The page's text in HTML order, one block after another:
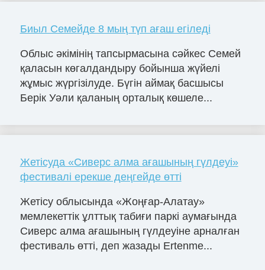
Биыл Семейде 8 мың түп ағаш егіледі
Облыс әкімінің тапсырмасына сәйкес Семей
қаласын көгалдандыру бойынша жүйелі
жұмыс жүргізілуде. Бүгін аймақ басшысы
Берік Уәли қаланың орталық көшеле...
Жетісуда «Сиверс алма ағашының гүлдеуі»
фестивалі ерекше деңгейде өтті
Жетісу облысында «Жоңғар-Алатау»
мемлекеттік ұлттық табиғи паркі аумағында
Сиверс алма ағашының гүлдеуіне арналған
фестиваль өтті, деп жазады Ertenme...